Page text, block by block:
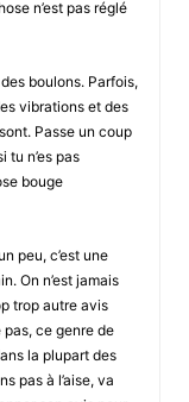
n’est pas réglé
boulons. Parfois,
vibrations et des
Passe un coup
tu n’es pas
bouge
peu, c’est une
On n’est jamais
trop autre avis
pas, ce genre de
la plupart des
pas à l’aise, va